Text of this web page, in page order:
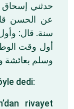
حدثني إسحاق
عن الحسن
سنة. قال:
أول وقت
وسلم
dedi:
rivayet